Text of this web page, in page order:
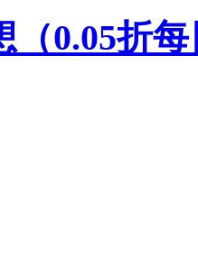
（0.05折每